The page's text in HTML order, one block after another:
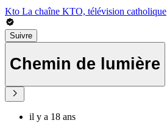
Kto La chaîne KTO, télévision catholique
Suivre
Chemin de lumière
il y a 18 ans